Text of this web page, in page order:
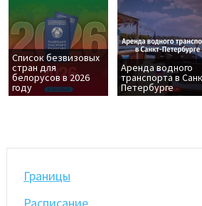
Список безвизовых
стран для
белорусов в 2026
году
Аренда водного
транспорта в
Петербурге
Границы
Расписание